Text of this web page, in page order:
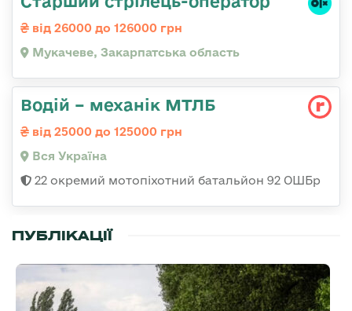
від 26000 до 126000 грн
Мукачеве, Закарпатська область
Водій – механік МТЛБ
від 25000 до 125000 грн
Вся Україна
22 окремий мотопіхотний батальйон 92 ОШБр
ПУБЛІКАЦІЇ